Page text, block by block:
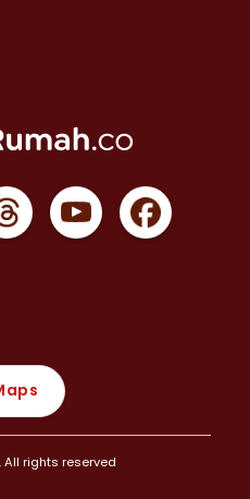
All rights reserved